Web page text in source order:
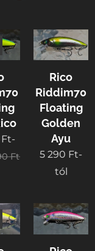
Ft-
Ft
Rico
Riddim70
Floating
Golden
Ayu
5 290 Ft-
tól